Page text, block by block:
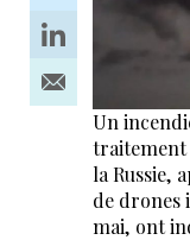
Un
traitement
la Russie,
de drones
mai, ont